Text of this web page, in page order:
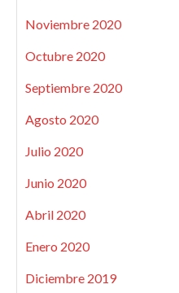
Noviembre 2020
Octubre 2020
Septiembre 2020
Agosto 2020
Julio 2020
Junio 2020
Abril 2020
Enero 2020
Diciembre 2019